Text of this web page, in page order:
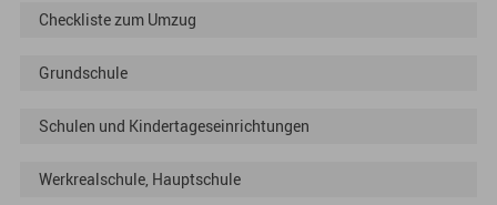
Checkliste zum Umzug
Grundschule
Schulen und Kindertageseinrichtungen
Werkrealschule, Hauptschule